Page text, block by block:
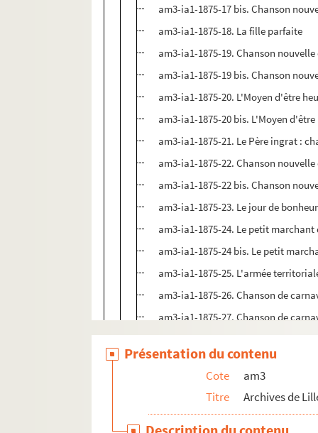
am3-ia1-1875-17 bis. Chanson
am3-ia1-1875-18. La fille parfaite
am3-ia1-1875-19. Chanson
am3-ia1-1875-19 bis. Chanson
am3-ia1-1875-20. L'Moyen d'être
am3-ia1-1875-20 bis. L'Moyen
am3-ia1-1875-21. Le Père ingrat :
am3-ia1-1875-22. Chanson
am3-ia1-1875-22 bis. Chanson
am3-ia1-1875-23. Le jour de bonheur
am3-ia1-1875-24. Le petit marchant
am3-ia1-1875-24 bis. Le petit
am3-ia1-1875-25. L'armée
am3-ia1-1875-26. Chanson de
am3-ia1-1875-27. Chanson de
am3-ia1-1875-28. La chasse aux
am3-ia1-1875-29. Le décret
am3-ia1-1875-30. La justice décrétée
am3-ia1-1875-31. L'homme
am3-ia1-1875-32. Les étrangers à
Présentation du contenu
Cote
am3
Titre
Archives de